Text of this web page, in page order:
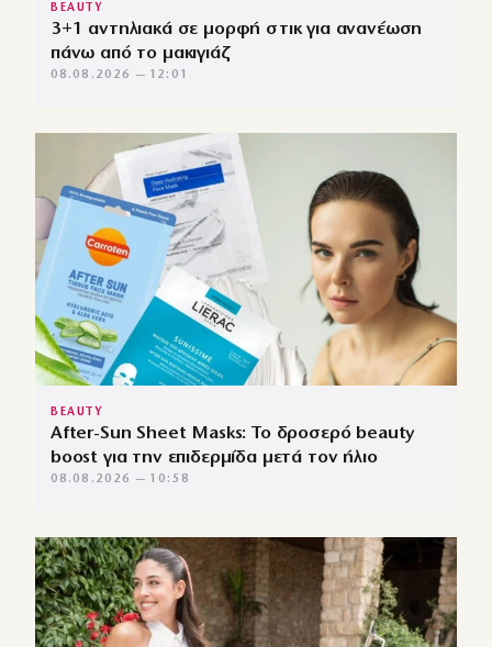
BEAUTY
3+1 αντηλιακά σε μορφή στικ για ανανέωση
πάνω από το μακιγιάζ
08.08.2026 — 12:01
BEAUTY
After-Sun Sheet Masks: Το δροσερό beauty
boost για την επιδερμίδα μετά τον ήλιο
08.08.2026 — 10:58